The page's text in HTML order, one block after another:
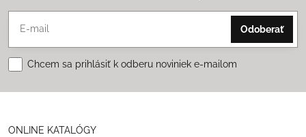
Odoberať
Chcem sa prihlásiť k odberu noviniek e-mailom
ONLINE KATALÓGY